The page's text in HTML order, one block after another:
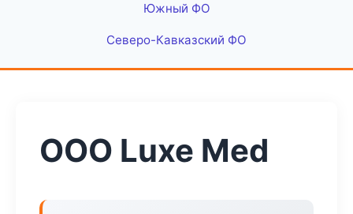
Южный ФО
Северо-Кавказский ФО
ООО Luxe Med